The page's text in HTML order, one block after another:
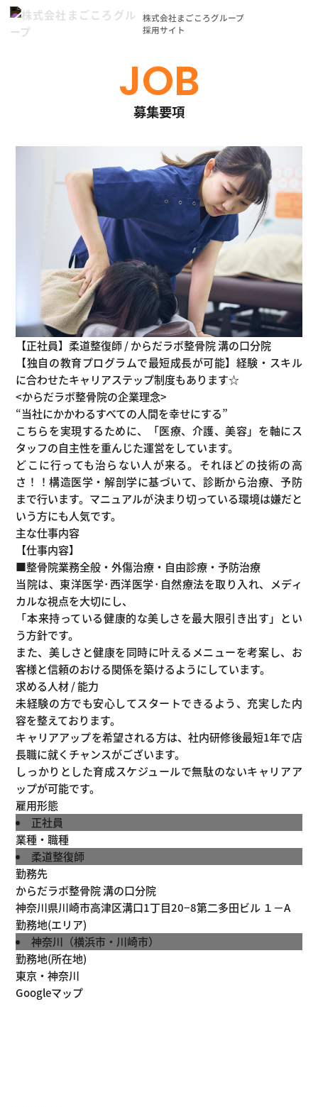
株式会社まごころグループ
採用サイト
募集要項
JOB
【正社員】柔道整復師 / からだラボ整骨院 溝の口分院
【独自の教育プログラムで最短成長が可能】経験・スキル
に合わせたキャリアステップ制度もあります☆
<からだラボ整骨院の企業理念>
“当社にかかわるすべての人間を幸せにする”
こちらを実現するために、「医療、介護、美容」を軸にス
タッフの自主性を重んじた運営をしています。
どこに行っても治らない人が来る。それほどの技術の高
さ！！構造医学・解剖学に基づいて、診断から治療、予防
まで行います。マニュアルが決まり切っている環境は嫌だと
いう方にも人気です。
主な仕事内容
【仕事内容】
■整骨院業務全般・外傷治療・自由診療・予防治療
当院は、東洋医学･西洋医学･自然療法を取り入れ、メディ
カルな視点を大切にし、
「本来持っている健康的な美しさを最大限引き出す」とい
う方針です。
また、美しさと健康を同時に叶えるメニューを考案し、お
客様と信頼のおける関係を築けるようにしています。
求める人材 / 能力
未経験の方でも安心してスタートできるよう、充実した内
容を整えております。
キャリアアップを希望される方は、社内研修後最短1年で店
長職に就くチャンスがございます。
しっかりとした育成スケジュールで無駄のないキャリアア
ップが可能です。
雇用形態
正社員
業種・職種
柔道整復師
勤務先
からだラボ整骨院 溝の口分院
神奈川県川崎市高津区溝口1丁目20−8第二多田ビル １－A
勤務地(エリア)
神奈川（横浜市・川崎市）
勤務地(所在地)
東京・神奈川
Googleマップ